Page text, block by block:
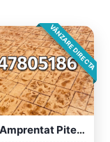
VÂNZARE DIRECTA
Beton Amprentat Pitești